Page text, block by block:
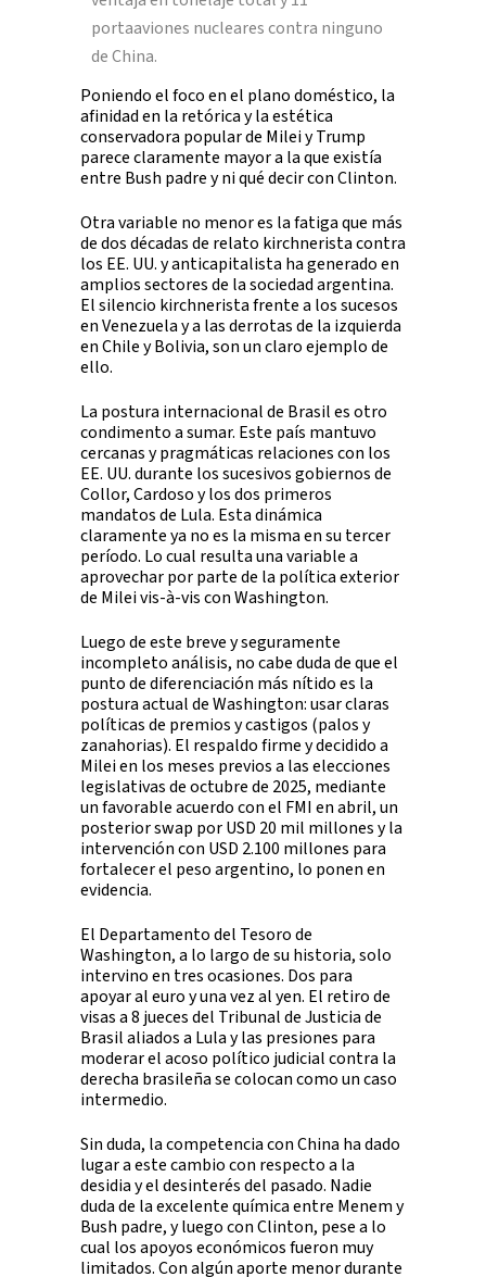
portaaviones nucleares contra ninguno
de China.
Poniendo el foco en el plano doméstico, la
afinidad en la retórica y la estética
conservadora popular de Milei y Trump
parece claramente mayor a la que existía
entre Bush padre y ni qué decir con Clinton.
Otra variable no menor es la fatiga que más
de dos décadas de relato kirchnerista contra
los EE. UU. y anticapitalista ha generado en
amplios sectores de la sociedad argentina.
El silencio kirchnerista frente a los sucesos
en Venezuela y a las derrotas de la izquierda
en Chile y Bolivia, son un claro ejemplo de
ello.
La postura internacional de Brasil es otro
condimento a sumar. Este país mantuvo
cercanas y pragmáticas relaciones con los
EE. UU. durante los sucesivos gobiernos de
Collor, Cardoso y los dos primeros
mandatos de Lula. Esta dinámica
claramente ya no es la misma en su tercer
período. Lo cual resulta una variable a
aprovechar por parte de la política exterior
de Milei vis-à-vis con Washington.
Luego de este breve y seguramente
incompleto análisis, no cabe duda de que el
punto de diferenciación más nítido es la
postura actual de Washington: usar claras
políticas de premios y castigos (palos y
zanahorias). El respaldo firme y decidido a
Milei en los meses previos a las elecciones
legislativas de octubre de 2025, mediante
un favorable acuerdo con el FMI en abril, un
posterior swap por USD 20 mil millones y la
intervención con USD 2.100 millones para
fortalecer el peso argentino, lo ponen en
evidencia.
El Departamento del Tesoro de
Washington, a lo largo de su historia, solo
intervino en tres ocasiones. Dos para
apoyar al euro y una vez al yen. El retiro de
visas a 8 jueces del Tribunal de Justicia de
Brasil aliados a Lula y las presiones para
moderar el acoso político judicial contra la
derecha brasileña se colocan como un caso
intermedio.
Sin duda, la competencia con China ha dado
lugar a este cambio con respecto a la
desidia y el desinterés del pasado. Nadie
duda de la excelente química entre Menem y
Bush padre, y luego con Clinton, pese a lo
cual los apoyos económicos fueron muy
limitados. Con algún aporte menor durante